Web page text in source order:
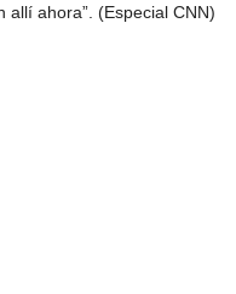
ahora”. (Especial CNN)